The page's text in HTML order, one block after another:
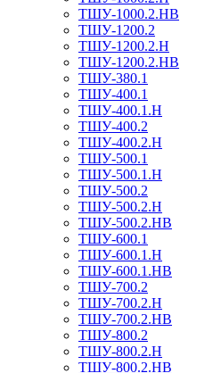
ТШУ-1000.2.НВ
ТШУ-1200.2
ТШУ-1200.2.Н
ТШУ-1200.2.НВ
ТШУ-380.1
ТШУ-400.1
ТШУ-400.1.Н
ТШУ-400.2
ТШУ-400.2.Н
ТШУ-500.1
ТШУ-500.1.Н
ТШУ-500.2
ТШУ-500.2.Н
ТШУ-500.2.НВ
ТШУ-600.1
ТШУ-600.1.Н
ТШУ-600.1.НВ
ТШУ-700.2
ТШУ-700.2.Н
ТШУ-700.2.НВ
ТШУ-800.2
ТШУ-800.2.Н
ТШУ-800.2.НВ